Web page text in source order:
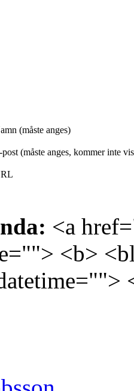
(måste anges)
post (måste anges, kommer inte
<a
<b>